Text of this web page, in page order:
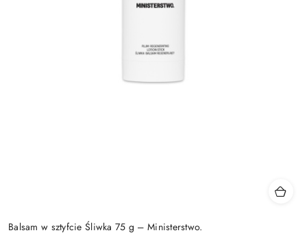
Balsam w sztyfcie Śliwka 75 g – Ministerstwo.